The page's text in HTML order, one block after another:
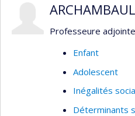
Professeure
Enfant
Adolescent
Inégalités
Déterminants